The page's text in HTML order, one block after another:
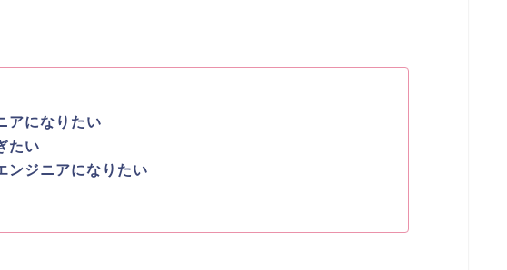
アになりたい
たい
ンジニアになりたい